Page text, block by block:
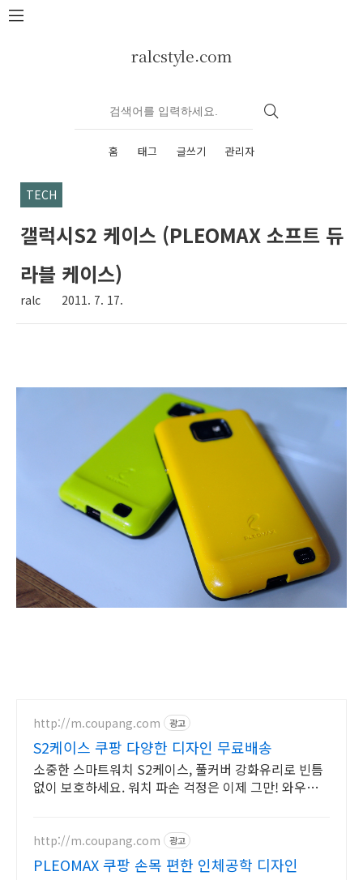
본문 바로가기
ralcstyle.com
홈 태그 글쓰기 관리자
TECH
갤럭시S2 케이스 (PLEOMAX 소프트 듀
라블 케이스)
ralc 2011. 7. 17.
http://m.coupang.com 광고
S2케이스 쿠팡 다양한 디자인 무료배송
소중한 스마트워치 S2케이스, 풀커버 강화유리로 빈틈
없이 보호하세요. 워치 파손 걱정은 이제 그만! 와우회
http://m.coupang.com 광고
PLEOMAX 쿠팡 손목 편한 인체공학 디자인